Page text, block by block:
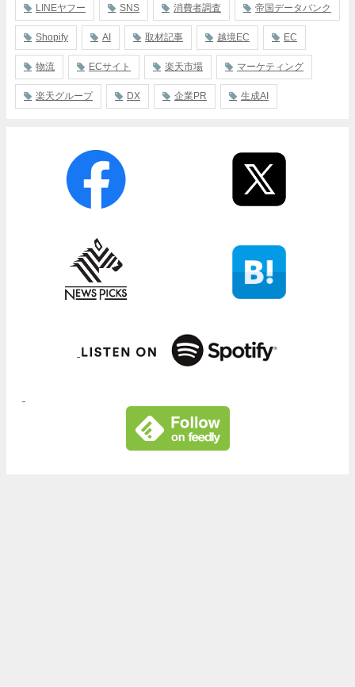
LINEヤフー SNS 消費者調査 帝国データバンク
Shopify AI 取材記事 越境EC EC
物流 ECサイト 楽天市場 マーケティング
楽天グループ DX 企業PR 生成AI